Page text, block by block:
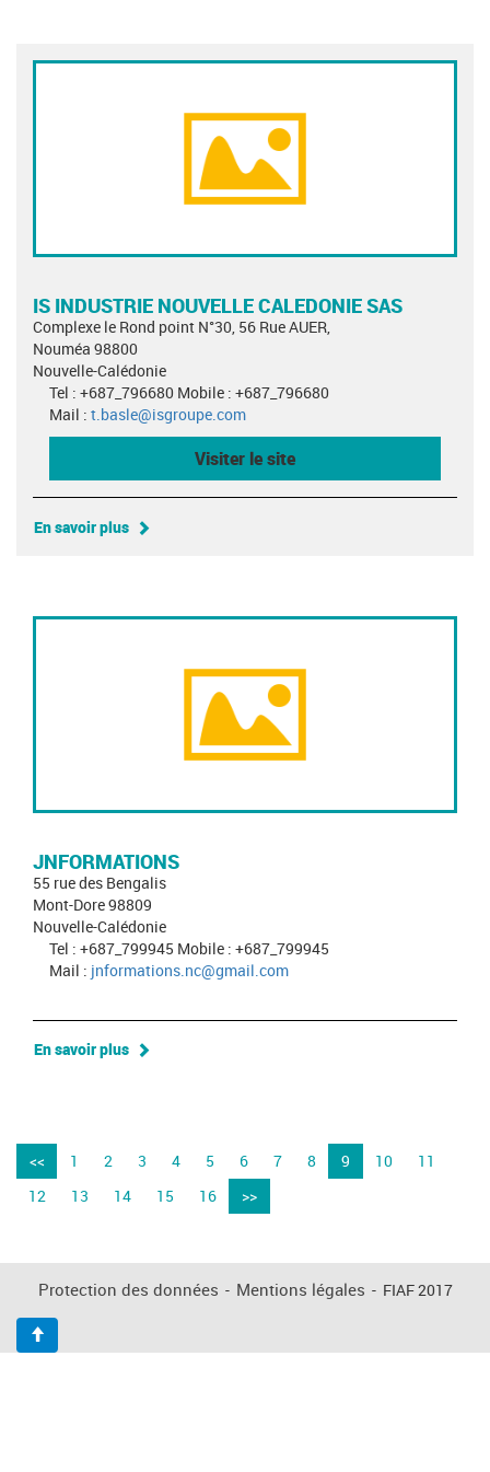
IS INDUSTRIE NOUVELLE CALEDONIE SAS
Complexe le Rond point N°30, 56 Rue AUER,
Nouméa 98800
Nouvelle-Calédonie
Tel : +687_796680 Mobile : +687_796680
Mail : t.basle@isgroupe.com
Visiter le site
En savoir plus
JNFORMATIONS
55 rue des Bengalis
Mont-Dore 98809
Nouvelle-Calédonie
Tel : +687_799945 Mobile : +687_799945
Mail : jnformations.nc@gmail.com
En savoir plus
<< 1 2 3 4 5 6 7 8 9 10
11
12
13 14 15 16 >>
Protection des données - Mentions légales - FIAF 2017